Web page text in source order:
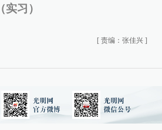
（实习）
[ 责编：张佳兴 ]